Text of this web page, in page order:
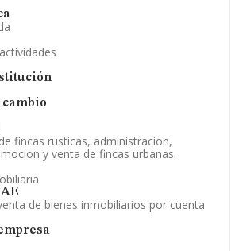
fincas rusticas, administracion,
y venta de fincas urbanas.
de bienes inmobiliarios por cuenta